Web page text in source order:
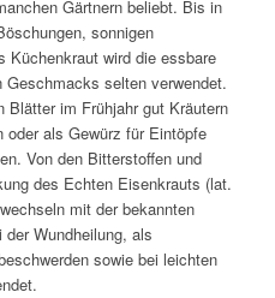
Gärtnern beliebt. Bis in
sonnigen
Küchenkraut wird die essbare
selten verwendet.
im Frühjahr gut Kräutern
als Gewürz für Eintöpfe
Von den Bitterstoffen und
des Echten Eisenkrauts (lat.
mit der bekannten
Wundheilung, als
sowie bei leichten